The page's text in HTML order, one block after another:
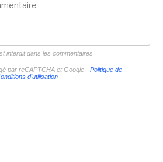
interdit dans les commentaires
par reCAPTCHA et Google - Politique de
d'utilisation